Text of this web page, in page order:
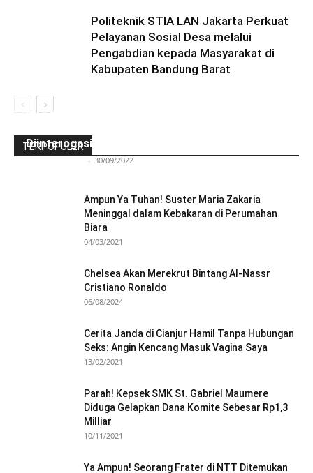
Politeknik STIA LAN Jakarta Perkuat
Pelayanan Sosial Desa melalui
Pengabdian kepada Masyarakat di
Kabupaten Bandung Barat
TERPOPULER
Ini Kronologinya! Diduga Teriaki Kata Sambo,
Diinterogasi Aparat Polres Sikka
- 30/09/2022
Ampun Ya Tuhan! Suster Maria Zakaria
Meninggal dalam Kebakaran di Perumahan
Biara
04/03/2021
Chelsea Akan Merekrut Bintang Al-Nassr
Cristiano Ronaldo
06/08/2024
Cerita Janda di Cianjur Hamil Tanpa Hubungan
Seks: Angin Kencang Masuk Vagina Saya
13/02/2021
Parah! Kepsek SMK St. Gabriel Maumere
Diduga Gelapkan Dana Komite Sebesar Rp1,3
Milliar
10/11/2021
Ya Ampun! Seorang Frater di NTT Ditemukan